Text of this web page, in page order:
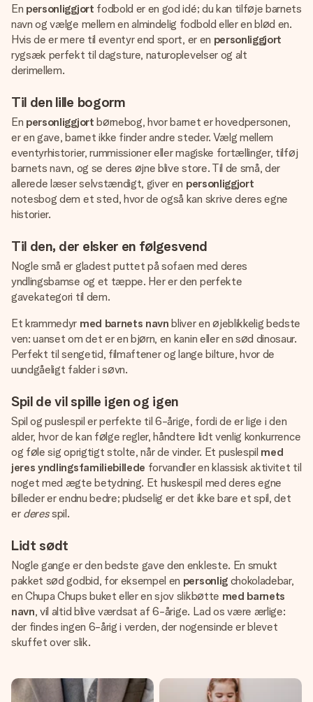
En personliggjort fodbold er en god idé; du kan tilføje barnets
navn og vælge mellem en almindelig fodbold eller en blød en.
Hvis de er mere til eventyr end sport, er en personliggjort
rygsæk perfekt til dagsture, naturoplevelser og alt
derimellem.
Til den lille bogorm
En personliggjort børnebog, hvor barnet er hovedpersonen,
er en gave, barnet ikke finder andre steder. Vælg mellem
eventyrhistorier, rummissioner eller magiske fortællinger, tilføj
barnets navn, og se deres øjne blive store. Til de små, der
allerede læser selvstændigt, giver en personliggjort
notesbog dem et sted, hvor de også kan skrive deres egne
historier.
Til den, der elsker en følgesvend
Nogle små er gladest puttet på sofaen med deres
yndlingsbamse og et tæppe. Her er den perfekte
gavekategori til dem.
Et krammedyr med barnets navn bliver en øjeblikkelig bedste
ven: uanset om det er en bjørn, en kanin eller en sød dinosaur.
Perfekt til sengetid, filmaftener og lange bilture, hvor de
uundgåeligt falder i søvn.
Spil de vil spille igen og igen
Spil og puslespil er perfekte til 6-årige, fordi de er lige i den
alder, hvor de kan følge regler, håndtere lidt venlig konkurrence
og føle sig oprigtigt stolte, når de vinder. Et puslespil med
jeres yndlingsfamiliebillede forvandler en klassisk aktivitet til
noget med ægte betydning. Et huskespil med deres egne
billeder er endnu bedre; pludselig er det ikke bare et spil, det
er deresspil.
Lidt sødt
Nogle gange er den bedste gave den enkleste. En smukt
pakket sød godbid, for eksempel en personligchokoladebar,
en Chupa Chups buket eller en sjov slikbøtte med barnets
navn, vil altid blive værdsat af 6-årige. Lad os være ærlige:
der findes ingen 6-årig i verden, der nogensinde er blevet
skuffet over slik.